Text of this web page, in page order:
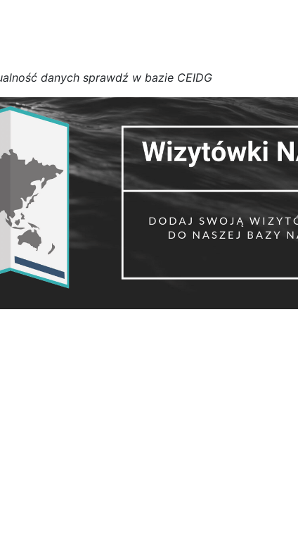
alność danych sprawdź w bazie CEIDG